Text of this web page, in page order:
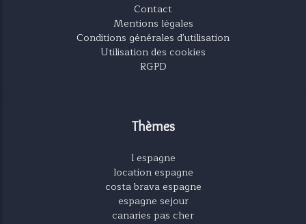
Contact
Mentions légales
Conditions générales d'utilisation
Utilisation des cookies
RGPD
Thèmes
l espagne
location espagne
costa brava espagne
espagne sejour
canaries pas cher